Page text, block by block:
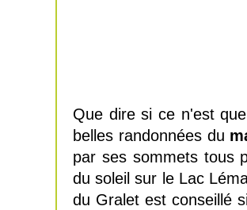
Que dire si ce n'est
belles randonnées du
par ses sommets tous
du soleil sur le Lac
du Gralet est conseillé